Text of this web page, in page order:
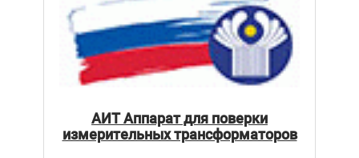
АИТ Аппарат для поверки
измерительных трансформаторов